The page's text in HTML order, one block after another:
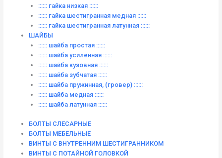
:::::: гайка низкая ::::::
:::::: гайка шестигранная медная ::::::
:::::: гайка шестигранная латунная ::::::
ШАЙБЫ
:::::: шайба простая ::::::
:::::: шайба усиленная ::::::
:::::: шайба кузовная ::::::
:::::: шайба зубчатая ::::::
:::::: шайба пружинная, (гровер) ::::::
:::::: шайба медная ::::::
:::::: шайба латунная ::::::
БОЛТЫ СЛЕСАРНЫЕ
БОЛТЫ МЕБЕЛЬНЫЕ
ВИНТЫ С ВНУТРЕННИМ ШЕСТИГРАННИКОМ
ВИНТЫ С ПОТАЙНОЙ ГОЛОВКОЙ